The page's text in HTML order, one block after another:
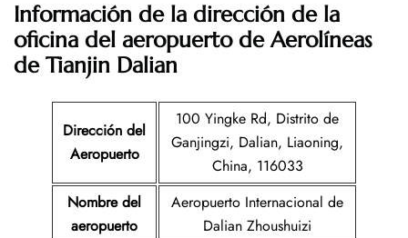
Información de la dirección de la
oficina del aeropuerto de Aerolíneas
de Tianjin Dalian
Dirección del
Aeropuerto
100 Yingke Rd, Distrito de
Ganjingzi, Dalian, Liaoning,
China, 116033
Nombre del
aeropuerto
Aeropuerto Internacional de
Dalian Zhoushuizi